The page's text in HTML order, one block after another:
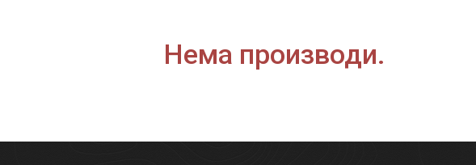
Нема производи.